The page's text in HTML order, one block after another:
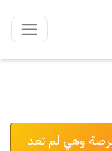
وهي لم تعد